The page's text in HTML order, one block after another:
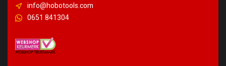
info@hobotools.com
0651 841304